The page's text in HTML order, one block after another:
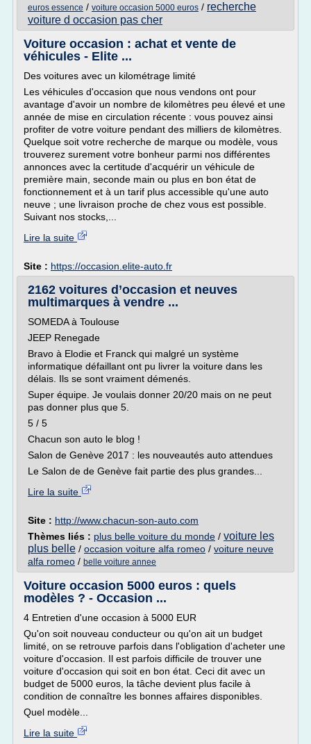
euros essence / voiture occasion 5000 euros / recherche
voiture d occasion pas cher
Voiture occasion : achat et vente de
véhicules - Elite ...
Des voitures avec un kilométrage limité
Les véhicules d'occasion que nous vendons ont pour
avantage d'avoir un nombre de kilomètres peu élevé et une
année de mise en circulation récente : vous pouvez ainsi
profiter de votre voiture pendant des milliers de kilomètres.
Quelque soit votre recherche de marque ou modèle, vous
trouverez surement votre bonheur parmi nos différentes
annonces avec la certitude d'acquérir un véhicule de
première main, seconde main ou plus en bon état de
fonctionnement et à un tarif plus accessible qu'une auto
neuve ; une livraison proche de chez vous est possible.
Suivant nos stocks,...
Lire la suite
Site : https://occasion.elite-auto.fr
2162 voitures d’occasion et neuves
multimarques à vendre ...
SOMEDA à Toulouse
JEEP Renegade
Bravo à Elodie et Franck qui malgré un système
informatique défaillant ont pu livrer la voiture dans les
délais. Ils se sont vraiment démenés.
Super équipe. Je voulais donner 20/20 mais on ne peut
pas donner plus que 5.
5 / 5
Chacun son auto le blog !
Salon de Genève 2017 : les nouveautés auto attendues
Le Salon de de Genève fait partie des plus grandes...
Lire la suite
Site : http://www.chacun-son-auto.com
Thèmes liés : plus belle voiture du monde / voiture les
plus belle / occasion voiture alfa romeo / voiture neuve
alfa romeo / belle voiture annee
Voiture occasion 5000 euros : quels
modèles ? - Occasion ...
4 Entretien d'une occasion à 5000 EUR
Qu'on soit nouveau conducteur ou qu'on ait un budget
limité, on se retrouve parfois dans l'obligation d'acheter une
voiture d'occasion. Il est parfois difficile de trouver une
voiture d'occasion qui soit en bon état. Ceci dit avec un
budget de 5000 euros, la tâche devient plus facile à
condition de connaître les bonnes affaires disponibles.
Quel modèle...
Lire la suite